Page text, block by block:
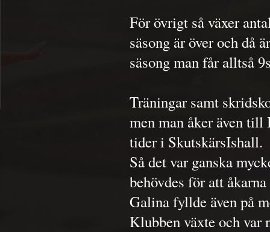
För övrigt så växer
säsong är över och då
säsong man får alltså
Träningar samt
men man åker även till
tider i SkutskärsIshall.
Så det var ganska
behövdes för att
Galina fyllde även på
Klubben växte och var